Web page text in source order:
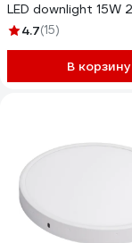
LED downlight 15W
4200K 195x20
4.7(15)
В корзину